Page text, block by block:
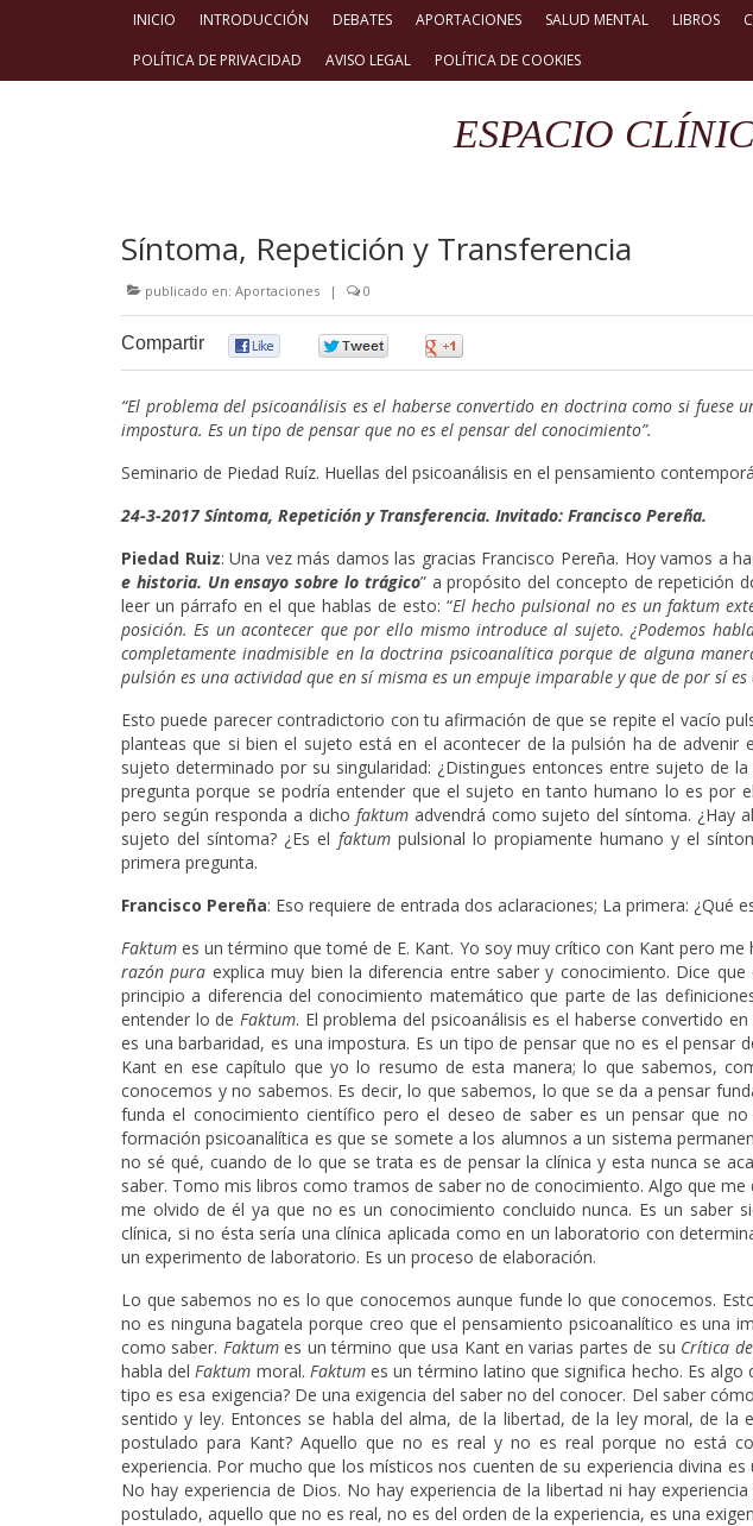
INICIO INTRODUCCIÓN DEBATES APORTACIONES SALUD MENTAL LIBROS
POLÍTICA DE PRIVACIDAD
AVISO LEGAL POLÍTICA DE COOKIES
ESPACIO
Síntoma, Repetición y Transferencia
publicado en: Aportaciones | 0
Compartir
“El problema del psicoanálisis es el haberse convertido en doctrina como si fuese
impostura. Es un tipo de pensar que no es el pensar del conocimiento”.
Seminario de Piedad Ruíz. Huellas del psicoanálisis en el pensamiento
24-3-2017 Síntoma, Repetición y Transferencia. Invitado: Francisco Pereña.
Piedad Ruiz: Una vez más damos las gracias Francisco Pereña. Hoy vamos a
e historia. Un ensayo sobre lo trágico” a propósito del concepto de repetición
leer un párrafo en el que hablas de esto: “El hecho pulsional no es un faktum
posición. Es un acontecer que por ello mismo introduce al sujeto. ¿Podemos
completamente inadmisible en la doctrina psicoanalítica porque de alguna
pulsión es una actividad que en sí misma es un empuje imparable y que de por sí
Esto puede parecer contradictorio con tu afirmación de que se repite el vacío
planteas que si bien el sujeto está en el acontecer de la pulsión ha de advenir
sujeto determinado por su singularidad: ¿Distingues entonces entre sujeto de
pregunta porque se podría entender que el sujeto en tanto humano lo es por el
pero según responda a dicho faktum advendrá como sujeto del síntoma. ¿Hay
sujeto del síntoma? ¿Es el faktumpulsional lo propiamente humano y el
primera pregunta.
Francisco Pereña: Eso requiere de entrada dos aclaraciones; La primera: ¿Qué
Faktum es un término que tomé de E. Kant. Yo soy muy crítico con Kant pero me
razón pura explica muy bien la diferencia entre saber y conocimiento. Dice
principio a diferencia del conocimiento matemático que parte de las
entender lo de Faktum. El problema del psicoanálisis es el haberse convertido
es una barbaridad, es una impostura. Es un tipo de pensar que no es el pensar
Kant en ese capítulo que yo lo resumo de esta manera; lo que sabemos,
conocemos y no sabemos. Es decir, lo que sabemos, lo que se da a pensar
funda el conocimiento científico pero el deseo de saber es un pensar que
formación psicoanalítica es que se somete a los alumnos a un sistema
no sé qué, cuando de lo que se trata es de pensar la clínica y esta nunca se
saber. Tomo mis libros como tramos de saber no de conocimiento. Algo que
me olvido de él ya que no es un conocimiento concluido nunca. Es un saber
clínica, si no ésta sería una clínica aplicada como en un laboratorio con
un experimento de laboratorio. Es un proceso de elaboración.
Lo que sabemos no es lo que conocemos aunque funde lo que conocemos.
no es ninguna bagatela porque creo que el pensamiento psicoanalítico es una
como saber. Faktumes un término que usa Kant en varias partes de su Crítica
habla del Faktum moral. Faktumes un término latino que significa hecho. Es algo
tipo es esa exigencia? De una exigencia del saber no del conocer. Del saber
sentido y ley. Entonces se habla del alma, de la libertad, de la ley moral, de la
postulado para Kant? Aquello que no es real y no es real porque no está
experiencia. Por mucho que los místicos nos cuenten de su experiencia divina
No hay experiencia de Dios. No hay experiencia de la libertad ni hay
postulado, aquello que no es real, no es del orden de la experiencia, es una